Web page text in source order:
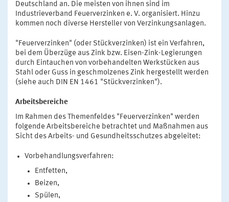
Deutschland an. Die meisten von ihnen sind im
Industrieverband Feuerverzinken e. V. organisiert. Hinzu
kommen noch diverse Hersteller von Verzinkungsanlagen.
"Feuerverzinken" (oder Stückverzinken) ist ein Verfahren,
bei dem Überzüge aus Zink bzw. Eisen-Zink-Legierungen
durch Eintauchen von vorbehandelten Werkstücken aus
Stahl oder Guss in geschmolzenes Zink hergestellt werden
(siehe auch DIN EN 1461 "Stückverzinken").
Arbeitsbereiche
Im Rahmen des Themenfeldes "Feuerverzinken" werden
folgende Arbeitsbereiche betrachtet und Maßnahmen aus
Sicht des Arbeits- und Gesundheitsschutzes abgeleitet:
Vorbehandlungsverfahren:
Entfetten,
Beizen,
Spülen,